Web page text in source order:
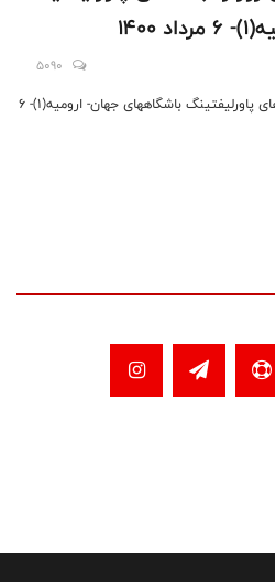
5090
گزارش تصویری از اولین روز رقابت های پاورلیفتینگ باشگاههای جهان- ارومیه(1)- 6